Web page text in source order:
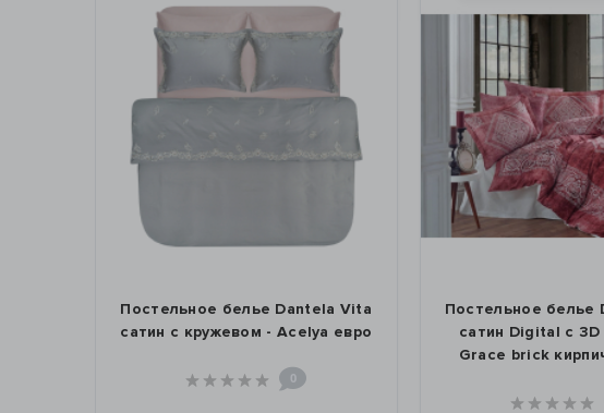
Постельное белье Dantela Vita
сатин с кружевом - Acelya евро
0
Постельное белье Dantela
сатин Digital с 3D принтом -
Grace brick кирпичный евро
0